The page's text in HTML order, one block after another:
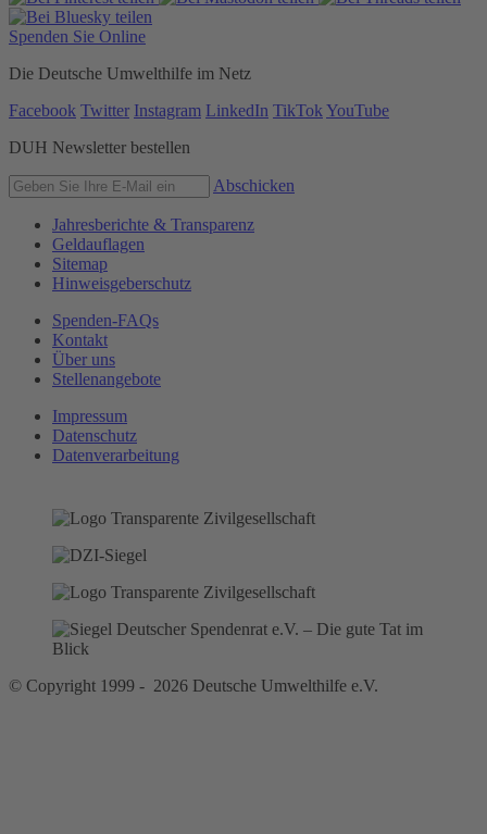
Spenden Sie Online
Die Deutsche Umwelthilfe im Netz
Facebook Twitter Instagram LinkedIn TikTok YouTube
DUH Newsletter bestellen
Abschicken
Jahresberichte & Transparenz
Geldauflagen
Sitemap
Hinweisgeberschutz
Spenden-FAQs
Kontakt
Über uns
Stellenangebote
Impressum
Datenschutz
Datenverarbeitung
© Copyright 1999 - 2026 Deutsche Umwelthilfe e.V.